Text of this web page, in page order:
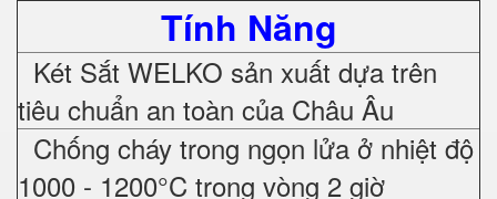
Tính Năng
Két Sắt WELKO sản xuất dựa trên
tiêu chuẩn an toàn của Châu Âu
Chống cháy trong ngọn lửa ở nhiệt độ
1000 - 1200°C trong vòng 2 giờ